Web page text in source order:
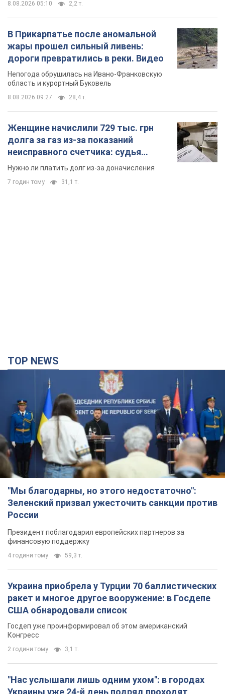
Женщине начислили 729 тыс. грн
долга за газ из-за показаний
неисправного счетчика: судья
вынес неожиданное решение
7 годин тому 31,1 т.
"Мы благодарны, но этого недостаточно":
Зеленский призвал ужесточить санкции против
России
Президент поблагодарил европейских партнеров за
финансовую поддержку
4 години тому 59,3 т.
Украина приобрела у Турции 70 баллистических
ракет и многое другое вооружение: в Госдепе
США обнародовали список
Конгресс
"Нас услышали лишь одним ухом": в городах
Украины уже 24-й день подряд проходят
митинги в поддержку Федорова. Фото и видео
вернуть Федорова продолжаются до сих пор